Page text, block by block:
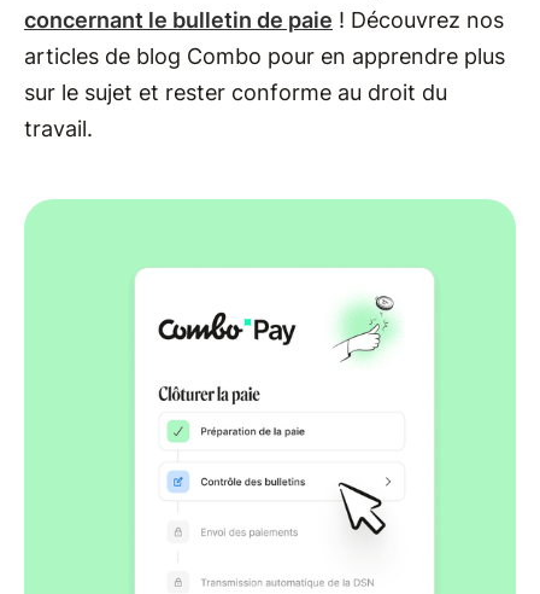
concernant le bulletin de paie ! Découvrez nos
articles de blog Combo pour en apprendre plus
sur le sujet et rester conforme au droit du
travail.